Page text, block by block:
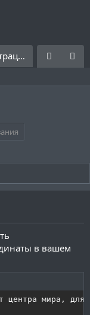
Правила
Регистрация
в вашем
центра мира, для